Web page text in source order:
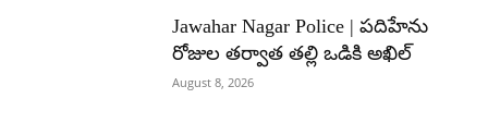
Jawahar Nagar Police | పదిహేను
రోజుల తర్వాత తల్లి ఒడికి అఖిల్
August 8, 2026